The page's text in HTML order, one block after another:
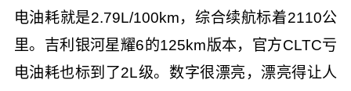
电油耗就是2.79L/100km，综合续航标着2110公
里。吉利银河星耀6的125km版本，官方CLTC亏
电油耗也标到了2L级。数字很漂亮，漂亮得让人